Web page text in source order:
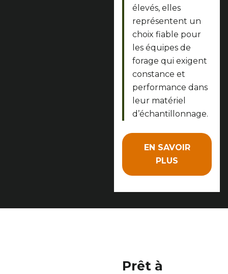
élevés, elles
représentent un
choix fiable pour
les équipes de
forage qui exigent
constance et
performance dans
leur matériel
d’échantillonnage.
EN SAVOIR
PLUS
Prêt à